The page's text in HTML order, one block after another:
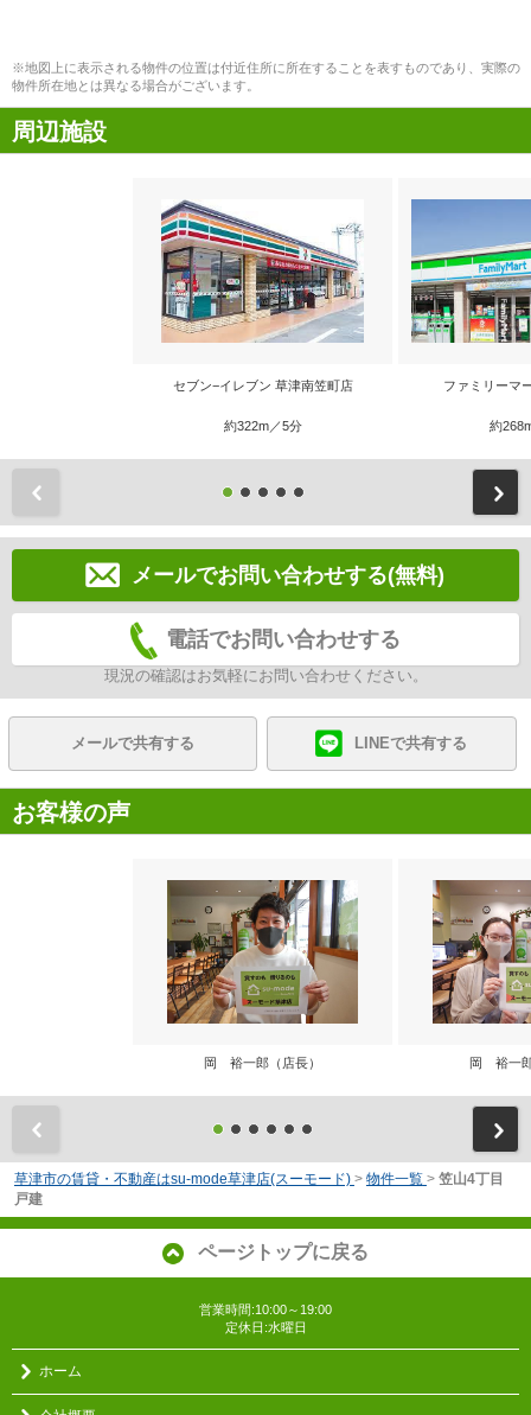
※地図上に表示される物件の位置は付近住所に所在することを表すものであり、実際の
物件所在地とは異なる場合がございます。
周辺施設
セブン−イレブン 草津南笠町店
約322m／5分
ファミリーマ
約
メールでお問い合わせする(無料)
電話でお問い合わせする
現況の確認はお気軽にお問い合わせください。
メールで共有する LINEで共有する
お客様の声
岡 裕一郎（店長） 岡 裕一
草津市の賃貸・不動産はsu-mode草津店(スーモード) > 物件一覧 > 笠山4丁目
戸建
ページトップに戻る
営業時間:10:00～19:00
定休日:水曜日
ホーム